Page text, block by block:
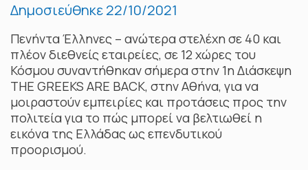
Δημοσιεύθηκε22/10/2021
Πενήντα Έλληνες – ανώτερα στελέχη σε 40 και
πλέον διεθνείς εταιρείες, σε 12 χώρες του
Κόσμου συναντήθηκαν σήμερα στην 1η Διάσκεψη
THE GREEKS ARE BACK, στην Αθήνα, για να
μοιραστούν εμπειρίες και προτάσεις προς την
πολιτεία για το πώς μπορεί να βελτιωθεί η
εικόνα της Ελλάδας ως επενδυτικού
προορισμού.